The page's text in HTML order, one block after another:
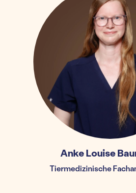
Anke Louise
Tiermedizinische